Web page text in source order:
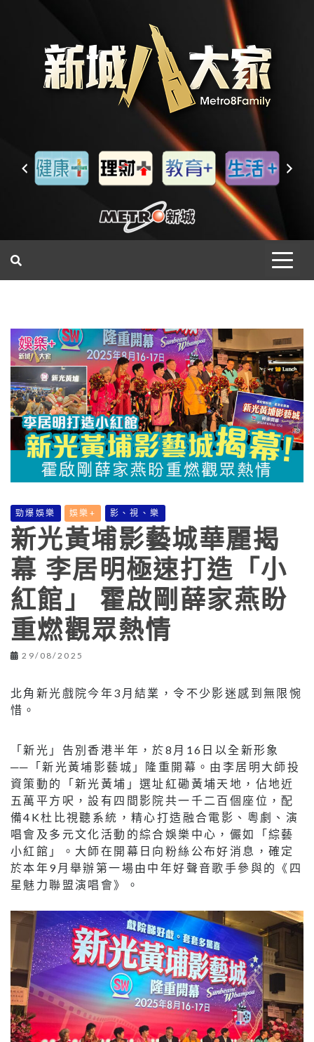
勁爆娛樂 娛樂+ 影、視、樂
新光黃埔影藝城華麗揭
幕 李居明極速打造「小
紅館」 霍啟剛薛家燕盼
重燃觀眾熱情
29/08/2025
北角新光戲院今年3月結業，令不少影迷感到無限惋
惜。
「新光」告別香港半年，於8月16日以全新形象
──「新光黃埔影藝城」隆重開幕。由李居明大師投
資策動的「新光黃埔」選址紅磡黃埔天地，佔地近
五萬平方呎，設有四間影院共一千二百個座位，配
備4K杜比視聽系統，精心打造融合電影、粵劇、演
唱會及多元文化活動的綜合娛樂中心，儼如「綜藝
小紅館」。大師在開幕日向粉絲公布好消息，確定
於本年9月舉辦第一場由中年好聲音歌手參與的《四
星魅力聯盟演唱會》。